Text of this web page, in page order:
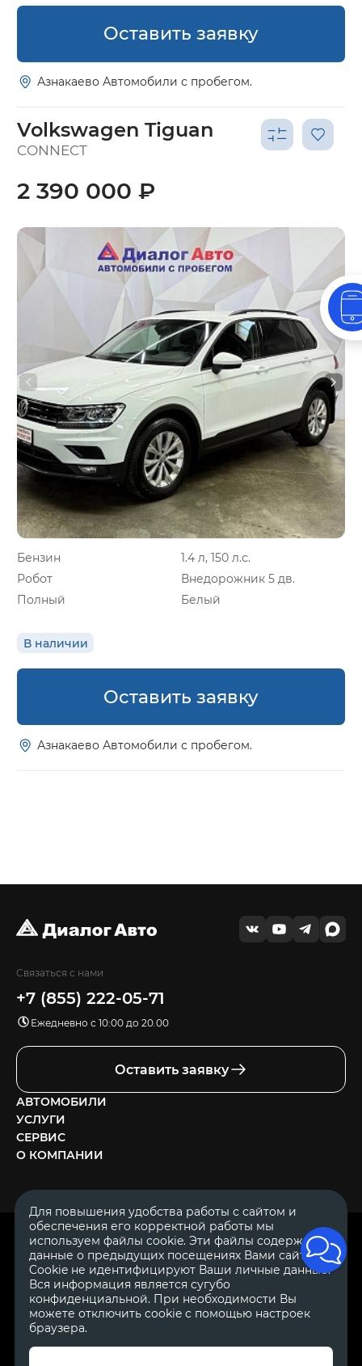
Оставить заявку
Азнакаево Автомобили с пробегом.
Volkswagen Tiguan
CONNECT
Бензин
1.4 л, 150 л.с.
Робот
Внедорожник 5 дв.
Полный
Белый
В наличии
2 390 000 ₽
Оставить заявку
Азнакаево Автомобили с пробегом.
Связаться с нами
+7 (855) 222-05-71
Ежедневно с 10:00 до 20.00
Оставить заявку
АВТОМОБИЛИ
УСЛУГИ
СЕРВИС
О КОМПАНИИ
© 2007—2026 «Диалог Авто» — автосалон. Все права защищены.
Обращаем Ваше внимание на то, что данный Интернет-сайт
носит исключительно информационный характер и ни при
каких условиях не является публичной офертой, определяемой
положениями Статьи 437 Гражданского Кодекса Российской
Федерации.Для получения подробной информации о
продажам автосалонов Диалог Авто. Для получения
ОГРН 1111644005153
ИНН 1644062657
Для повышения удобства работы с сайтом и
обеспечения его корректной работы мы
используем файлы cookie. Эти файлы содержат
данные о предыдущих посещениях Вами сайта.
Cookie не идентифицируют Ваши личные данные.
Вся информация является сугубо
конфиденциальной. При необходимости Вы
можете отключить cookie с помощью настроек
браузера.